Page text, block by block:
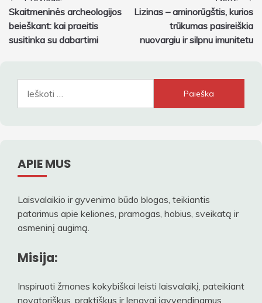
tarp
įrašų
Skaitmeninės archeologijos
beieškant: kai praeitis
susitinka su dabartimi
Lizinas – aminorūgštis, kurios
trūkumas pasireiškia
nuovargiu ir silpnu imunitetu
APIE MUS
Laisvalaikio ir gyvenimo būdo blogas, teikiantis
patarimus apie keliones, pramogas, hobius, sveikatą ir
asmeninį augimą.
Misija:
Inspiruoti žmones kokybiškai leisti laisvalaikį, pateikiant
novatoriškus, praktiškus ir lengvai įgyvendinamus